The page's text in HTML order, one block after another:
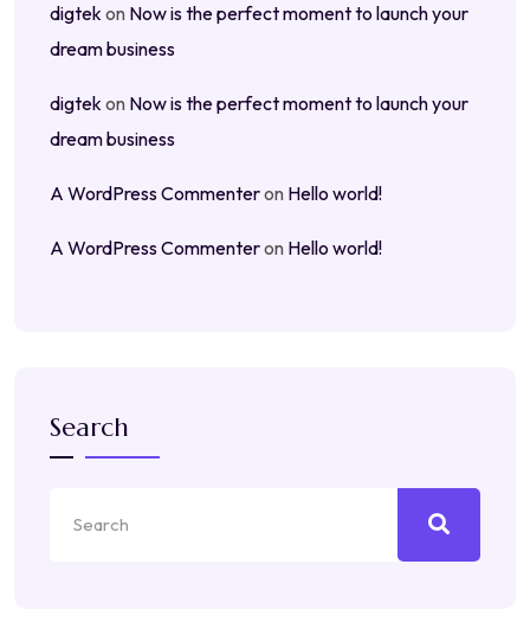
digtekon Now is the perfect moment to launch your
dream business
digtekon Now is the perfect moment to launch your
dream business
A WordPress Commenteron Hello world!
A WordPress Commenteron Hello world!
Search